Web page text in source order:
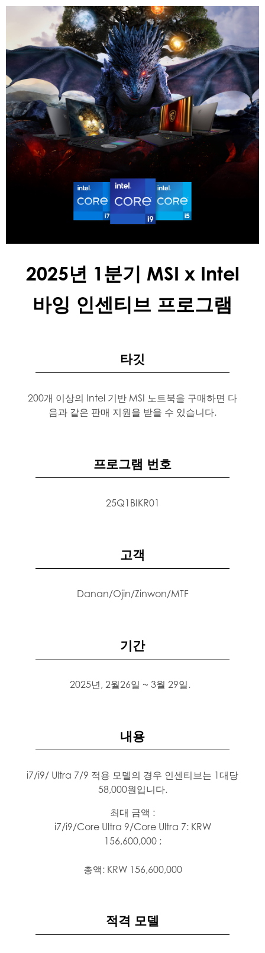
2025년 1분기 MSI x Intel
바잉 인센티브 프로그램
타깃
200개 이상의 Intel 기반 MSI 노트북을 구매하면 다
음과 같은 판매 지원을 받을 수 있습니다.
프로그램 번호
25Q1BIKR01
고객
Danan/Ojin/Zinwon/MTF
기간
2025년, 2월26일 ~ 3월 29일.
내용
i7/i9/ Ultra 7/9 적용 모델의 경우 인센티브는 1대당
58,000원입니다.
최대 금액 :
i7/i9/Core Ultra 9/Core Ultra 7: KRW
156,600,000 ;
총액: KRW 156,600,000
적격 모델